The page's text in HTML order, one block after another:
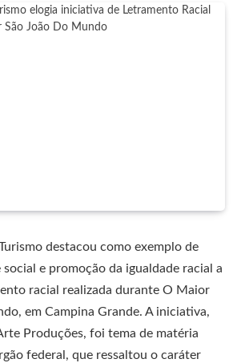
destacou como exemplo de
e promoção da igualdade racial a
racial realizada durante O Maior
em Campina Grande. A iniciativa,
Produções, foi tema de matéria
federal, que ressaltou o caráter